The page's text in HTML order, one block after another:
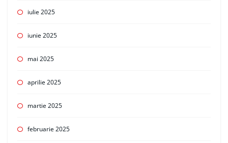
iulie 2025
iunie 2025
mai 2025
aprilie 2025
martie 2025
februarie 2025